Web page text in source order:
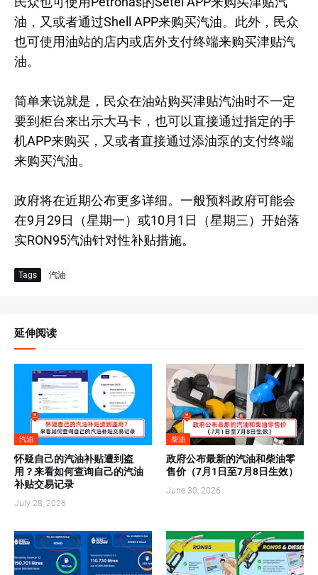
油，又或者通过Shell APP来购买汽油。此外，民众
也可使用油站的店内或店外支付终端来购买津贴汽
油。
简单来说就是，民众在油站购买津贴汽油时不一定
要到柜台来出示大马卡，也可以直接通过指定的手
机APP来购买，又或者直接通过添油泵的支付终端
来购买汽油。
政府将在近期公布更多详细。一般预料政府可能会
在9月29日（星期一）或10月1日（星期三）开始落
实RON95汽油针对性补贴措施。
Tags 汽油
延伸阅读
汽油
怀疑自己的汽油补贴遭到盗
用？来看如何查询自己的汽油
补贴交易记录
July 28, 2026
柴油
政府公布最新的汽油和柴油零
售价（7月1日至7月8日生效）
June 30, 2026